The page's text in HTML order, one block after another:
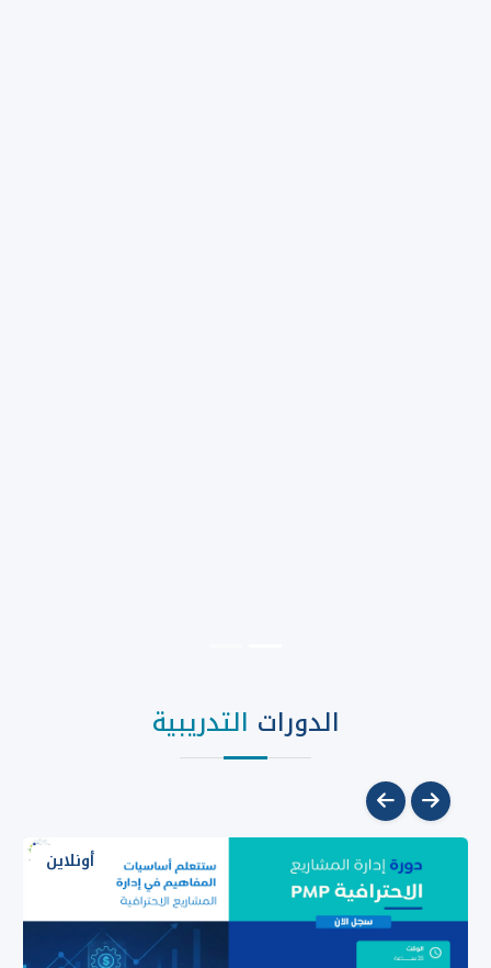
الدورات التدريبية
أونلاين